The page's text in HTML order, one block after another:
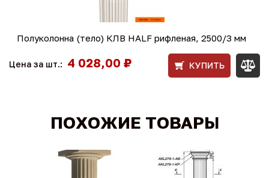
Полуколонна (тело) КЛВ HALF рифленая, 2500/3 мм
Цена за шт.: 4 028,00 ₽ КУПИТЬ
ПОХОЖИЕ ТОВАРЫ